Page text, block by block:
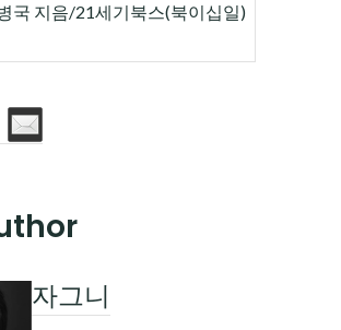
국 지음/21세기북스(북이십일)
자그니